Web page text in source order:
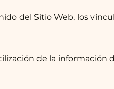
del Sitio Web, los
de la información